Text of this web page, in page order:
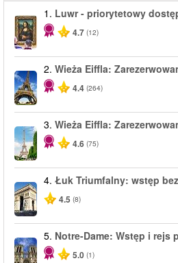
1. Luwr - priorytetowy
4.7 (12)
2. Wieża Eiffla:
4.4 (264)
3. Wieża Eiffla:
4.6 (75)
4. Łuk Triumfalny: wstęp
4.5 (8)
5. Notre-Dame: Wstęp i rejs
5.0 (1)